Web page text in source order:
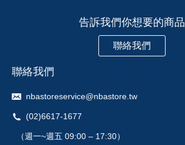
告訴我們你想要的商品
聯絡我們
聯絡我們
nbastoreservice@nbastore.tw
(02)6617-1677
（週一~週五 09:00 – 17:30）